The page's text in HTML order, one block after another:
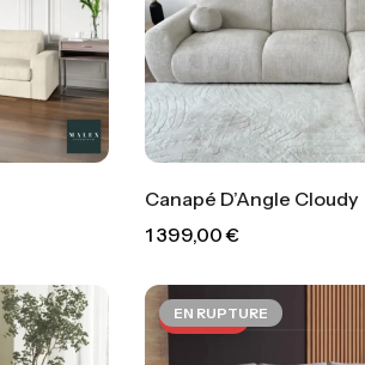
Canapé D’Angle Cloudy
1 399,00€
-400,00€
EN RUPTURE